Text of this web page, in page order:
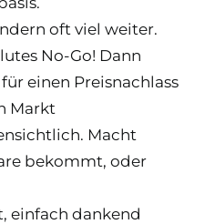
oft viel weiter.
No-Go! Dann
einen Preisnachlass
Markt
Macht
bekommt, oder
einfach dankend